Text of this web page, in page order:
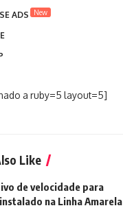
ADS
New
a ruby=5 layout=5]
Like
de velocidade para
na Linha Amarela